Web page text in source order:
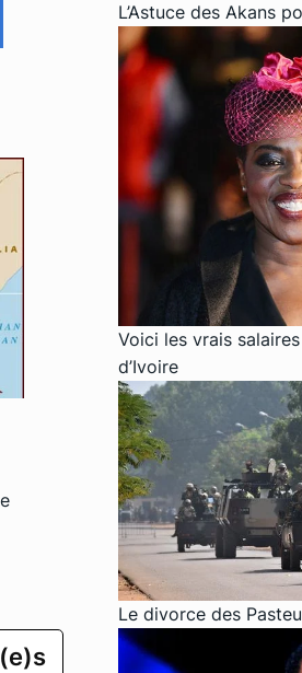
L’Astuce des Akans
Voici les vrais
d’Ivoire
Le divorce des